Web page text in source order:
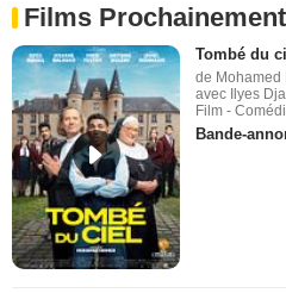
Films
Tombé du
de Mohamed
avec Ilyes
Film -
Bande-